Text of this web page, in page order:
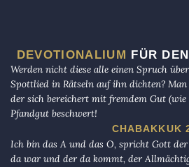
DEVOTIONALIUM
FÜR
Werden nicht diese alle einen Spruch
Spottlied in Rätseln auf ihn dichten? Man
der sich bereichert mit fremdem Gut
Pfandgut beschwert!
CHABAKKUK
Ich bin das A und das O, spricht Gott
da war und der da kommt, der